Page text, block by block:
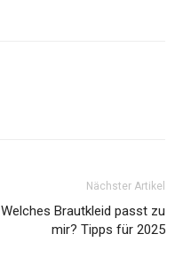
Nächster Artikel
Welches Brautkleid passt zu
mir? Tipps für 2025